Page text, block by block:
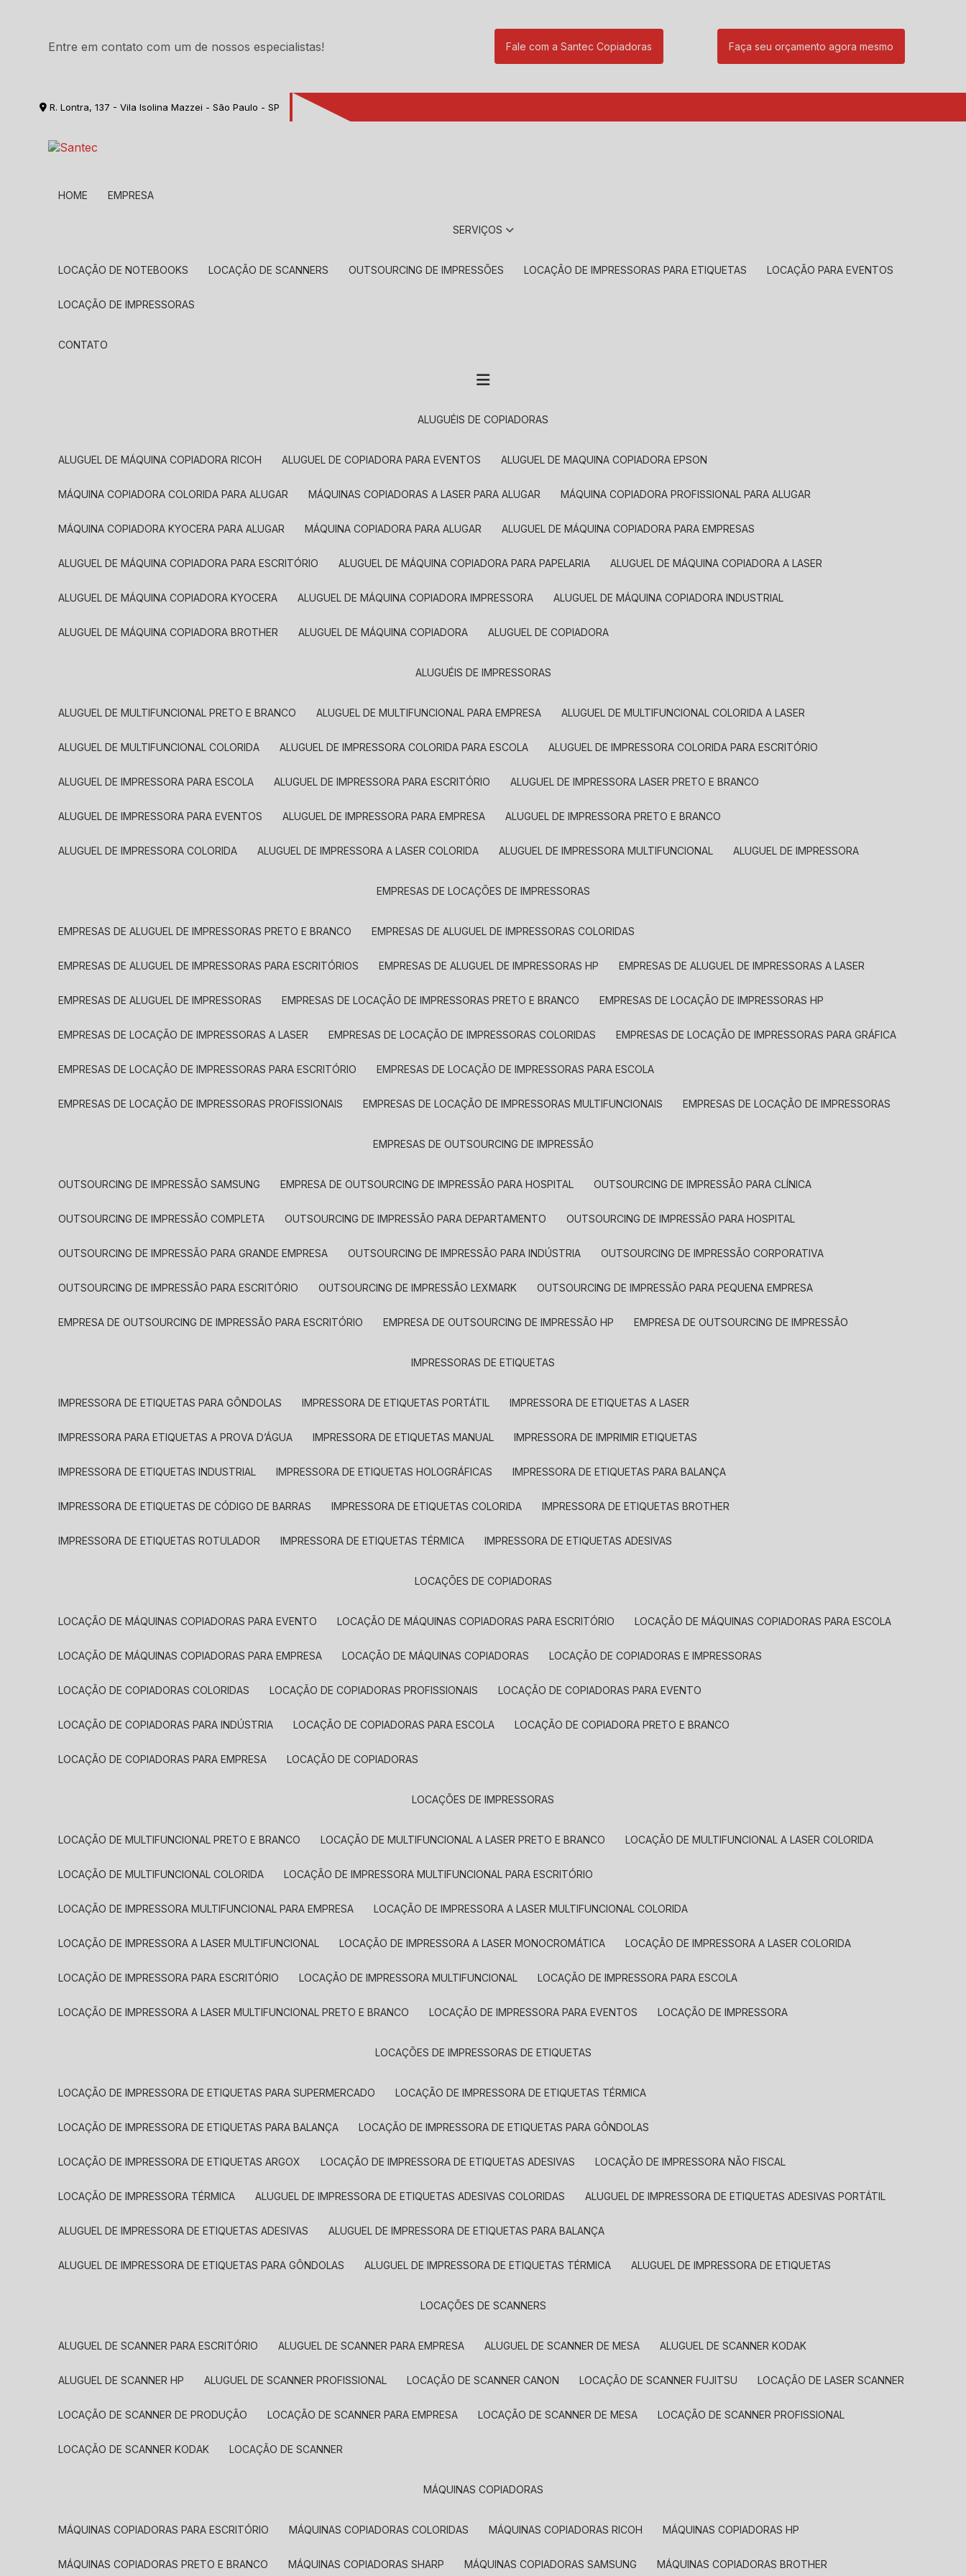
Entre em contato com um de nossos especialistas! Fale com a Santec Copiadoras Faça seu orçamento agora mesmo
R. Lontra, 137 - Vila Isolina Mazzei - São Paulo - SP
HOME EMPRESA
SERVIÇOS
LOCAÇÃO DE NOTEBOOKS LOCAÇÃO DE SCANNERS OUTSOURCING DE IMPRESSÕES LOCAÇÃO DE IMPRESSORAS PARA ETIQUETAS LOCAÇÃO PARA EVENTOS
LOCAÇÃO DE IMPRESSORAS
CONTATO
ALUGUÉIS DE COPIADORAS
ALUGUEL DE MÁQUINA COPIADORA RICOH ALUGUEL DE COPIADORA PARA EVENTOS ALUGUEL DE MAQUINA COPIADORA EPSON
MÁQUINA COPIADORA COLORIDA PARA ALUGAR MÁQUINAS COPIADORAS A LASER PARA ALUGAR MÁQUINA COPIADORA PROFISSIONAL PARA ALUGAR
MÁQUINA COPIADORA KYOCERA PARA ALUGAR MÁQUINA COPIADORA PARA ALUGAR ALUGUEL DE MÁQUINA COPIADORA PARA EMPRESAS
ALUGUEL DE MÁQUINA COPIADORA PARA ESCRITÓRIO ALUGUEL DE MÁQUINA COPIADORA PARA PAPELARIA ALUGUEL DE MÁQUINA COPIADORA A LASER
ALUGUEL DE MÁQUINA COPIADORA KYOCERA ALUGUEL DE MÁQUINA COPIADORA IMPRESSORA ALUGUEL DE MÁQUINA COPIADORA INDUSTRIAL
ALUGUEL DE MÁQUINA COPIADORA BROTHER ALUGUEL DE MÁQUINA COPIADORA ALUGUEL DE COPIADORA
ALUGUÉIS DE IMPRESSORAS
ALUGUEL DE MULTIFUNCIONAL PRETO E BRANCO ALUGUEL DE MULTIFUNCIONAL PARA EMPRESA ALUGUEL DE MULTIFUNCIONAL COLORIDA A LASER
ALUGUEL DE MULTIFUNCIONAL COLORIDA ALUGUEL DE IMPRESSORA COLORIDA PARA ESCOLA ALUGUEL DE IMPRESSORA COLORIDA PARA ESCRITÓRIO
ALUGUEL DE IMPRESSORA PARA ESCOLA ALUGUEL DE IMPRESSORA PARA ESCRITÓRIO ALUGUEL DE IMPRESSORA LASER PRETO E BRANCO
ALUGUEL DE IMPRESSORA PARA EVENTOS ALUGUEL DE IMPRESSORA PARA EMPRESA ALUGUEL DE IMPRESSORA PRETO E BRANCO
ALUGUEL DE IMPRESSORA COLORIDA ALUGUEL DE IMPRESSORA A LASER COLORIDA ALUGUEL DE IMPRESSORA MULTIFUNCIONAL ALUGUEL DE IMPRESSORA
EMPRESAS DE LOCAÇÕES DE IMPRESSORAS
EMPRESAS DE ALUGUEL DE IMPRESSORAS PRETO E BRANCO EMPRESAS DE ALUGUEL DE IMPRESSORAS COLORIDAS
EMPRESAS DE ALUGUEL DE IMPRESSORAS PARA ESCRITÓRIOS EMPRESAS DE ALUGUEL DE IMPRESSORAS HP EMPRESAS DE ALUGUEL DE IMPRESSORAS A LASER
EMPRESAS DE ALUGUEL DE IMPRESSORAS EMPRESAS DE LOCAÇÃO DE IMPRESSORAS PRETO E BRANCO EMPRESAS DE LOCAÇÃO DE IMPRESSORAS HP
EMPRESAS DE LOCAÇÃO DE IMPRESSORAS A LASER EMPRESAS DE LOCAÇÃO DE IMPRESSORAS COLORIDAS EMPRESAS DE LOCAÇÃO DE IMPRESSORAS PARA GRÁFICA
EMPRESAS DE LOCAÇÃO DE IMPRESSORAS PARA ESCRITÓRIO EMPRESAS DE LOCAÇÃO DE IMPRESSORAS PARA ESCOLA
EMPRESAS DE LOCAÇÃO DE IMPRESSORAS PROFISSIONAIS EMPRESAS DE LOCAÇÃO DE IMPRESSORAS MULTIFUNCIONAIS EMPRESAS DE LOCAÇÃO DE IMPRESSORAS
EMPRESAS DE OUTSOURCING DE IMPRESSÃO
OUTSOURCING DE IMPRESSÃO SAMSUNG EMPRESA DE OUTSOURCING DE IMPRESSÃO PARA HOSPITAL OUTSOURCING DE IMPRESSÃO PARA CLÍNICA
OUTSOURCING DE IMPRESSÃO COMPLETA OUTSOURCING DE IMPRESSÃO PARA DEPARTAMENTO OUTSOURCING DE IMPRESSÃO PARA HOSPITAL
OUTSOURCING DE IMPRESSÃO PARA GRANDE EMPRESA OUTSOURCING DE IMPRESSÃO PARA INDÚSTRIA OUTSOURCING DE IMPRESSÃO CORPORATIVA
OUTSOURCING DE IMPRESSÃO PARA ESCRITÓRIO OUTSOURCING DE IMPRESSÃO LEXMARK OUTSOURCING DE IMPRESSÃO PARA PEQUENA EMPRESA
EMPRESA DE OUTSOURCING DE IMPRESSÃO PARA ESCRITÓRIO EMPRESA DE OUTSOURCING DE IMPRESSÃO HP EMPRESA DE OUTSOURCING DE IMPRESSÃO
IMPRESSORAS DE ETIQUETAS
IMPRESSORA DE ETIQUETAS PARA GÔNDOLAS IMPRESSORA DE ETIQUETAS PORTÁTIL IMPRESSORA DE ETIQUETAS A LASER
IMPRESSORA PARA ETIQUETAS A PROVA D’ÁGUA IMPRESSORA DE ETIQUETAS MANUAL IMPRESSORA DE IMPRIMIR ETIQUETAS
IMPRESSORA DE ETIQUETAS INDUSTRIAL IMPRESSORA DE ETIQUETAS HOLOGRÁFICAS IMPRESSORA DE ETIQUETAS PARA BALANÇA
IMPRESSORA DE ETIQUETAS DE CÓDIGO DE BARRAS IMPRESSORA DE ETIQUETAS COLORIDA IMPRESSORA DE ETIQUETAS BROTHER
IMPRESSORA DE ETIQUETAS ROTULADOR IMPRESSORA DE ETIQUETAS TÉRMICA IMPRESSORA DE ETIQUETAS ADESIVAS
LOCAÇÕES DE COPIADORAS
LOCAÇÃO DE MÁQUINAS COPIADORAS PARA EVENTO LOCAÇÃO DE MÁQUINAS COPIADORAS PARA ESCRITÓRIO LOCAÇÃO DE MÁQUINAS COPIADORAS PARA ESCOLA
LOCAÇÃO DE MÁQUINAS COPIADORAS PARA EMPRESA LOCAÇÃO DE MÁQUINAS COPIADORAS LOCAÇÃO DE COPIADORAS E IMPRESSORAS
LOCAÇÃO DE COPIADORAS COLORIDAS LOCAÇÃO DE COPIADORAS PROFISSIONAIS LOCAÇÃO DE COPIADORAS PARA EVENTO
LOCAÇÃO DE COPIADORAS PARA INDÚSTRIA LOCAÇÃO DE COPIADORAS PARA ESCOLA LOCAÇÃO DE COPIADORA PRETO E BRANCO
LOCAÇÃO DE COPIADORAS PARA EMPRESA LOCAÇÃO DE COPIADORAS
LOCAÇÕES DE IMPRESSORAS
LOCAÇÃO DE MULTIFUNCIONAL PRETO E BRANCO LOCAÇÃO DE MULTIFUNCIONAL A LASER PRETO E BRANCO LOCAÇÃO DE MULTIFUNCIONAL A LASER COLORIDA
LOCAÇÃO DE MULTIFUNCIONAL COLORIDA LOCAÇÃO DE IMPRESSORA MULTIFUNCIONAL PARA ESCRITÓRIO
LOCAÇÃO DE IMPRESSORA MULTIFUNCIONAL PARA EMPRESA LOCAÇÃO DE IMPRESSORA A LASER MULTIFUNCIONAL COLORIDA
LOCAÇÃO DE IMPRESSORA A LASER MULTIFUNCIONAL LOCAÇÃO DE IMPRESSORA A LASER MONOCROMÁTICA LOCAÇÃO DE IMPRESSORA A LASER COLORIDA
LOCAÇÃO DE IMPRESSORA PARA ESCRITÓRIO LOCAÇÃO DE IMPRESSORA MULTIFUNCIONAL LOCAÇÃO DE IMPRESSORA PARA ESCOLA
LOCAÇÃO DE IMPRESSORA A LASER MULTIFUNCIONAL PRETO E BRANCO LOCAÇÃO DE IMPRESSORA PARA EVENTOS LOCAÇÃO DE IMPRESSORA
LOCAÇÕES DE IMPRESSORAS DE ETIQUETAS
LOCAÇÃO DE IMPRESSORA DE ETIQUETAS PARA SUPERMERCADO LOCAÇÃO DE IMPRESSORA DE ETIQUETAS TÉRMICA
LOCAÇÃO DE IMPRESSORA DE ETIQUETAS PARA BALANÇA LOCAÇÃO DE IMPRESSORA DE ETIQUETAS PARA GÔNDOLAS
LOCAÇÃO DE IMPRESSORA DE ETIQUETAS ARGOX LOCAÇÃO DE IMPRESSORA DE ETIQUETAS ADESIVAS LOCAÇÃO DE IMPRESSORA NÃO FISCAL
LOCAÇÃO DE IMPRESSORA TÉRMICA ALUGUEL DE IMPRESSORA DE ETIQUETAS ADESIVAS COLORIDAS ALUGUEL DE IMPRESSORA DE ETIQUETAS ADESIVAS PORTÁTIL
ALUGUEL DE IMPRESSORA DE ETIQUETAS ADESIVAS ALUGUEL DE IMPRESSORA DE ETIQUETAS PARA BALANÇA
ALUGUEL DE IMPRESSORA DE ETIQUETAS PARA GÔNDOLAS ALUGUEL DE IMPRESSORA DE ETIQUETAS TÉRMICA ALUGUEL DE IMPRESSORA DE ETIQUETAS
LOCAÇÕES DE SCANNERS
ALUGUEL DE SCANNER PARA ESCRITÓRIO ALUGUEL DE SCANNER PARA EMPRESA ALUGUEL DE SCANNER DE MESA ALUGUEL DE SCANNER KODAK
ALUGUEL DE SCANNER HP ALUGUEL DE SCANNER PROFISSIONAL LOCAÇÃO DE SCANNER CANON LOCAÇÃO DE SCANNER FUJITSU LOCAÇÃO DE LASER SCANNER
LOCAÇÃO DE SCANNER DE PRODUÇÃO LOCAÇÃO DE SCANNER PARA EMPRESA LOCAÇÃO DE SCANNER DE MESA LOCAÇÃO DE SCANNER PROFISSIONAL
LOCAÇÃO DE SCANNER KODAK LOCAÇÃO DE SCANNER
MÁQUINAS COPIADORAS
MÁQUINAS COPIADORAS PARA ESCRITÓRIO MÁQUINAS COPIADORAS COLORIDAS MÁQUINAS COPIADORAS RICOH MÁQUINAS COPIADORAS HP
MÁQUINAS COPIADORAS PRETO E BRANCO MÁQUINAS COPIADORAS SHARP MÁQUINAS COPIADORAS SAMSUNG MÁQUINAS COPIADORAS BROTHER